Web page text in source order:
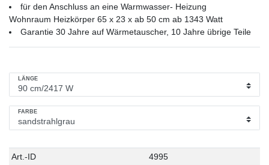
für den Anschluss an eine Warmwasser- Heizung
Wohnraum Heizkörper 65 x 23 x ab 50 cm ab 1343 Watt
Garantie 30 Jahre auf Wärmetauscher, 10 Jahre übrige Teile
LÄNGE
FARBE
Technisches
Wert
Art.-ID 4995